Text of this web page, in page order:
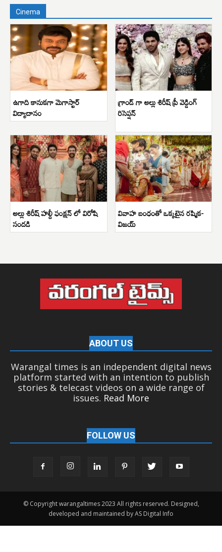
Cinema
ఉగాది కానుకగా మెగాస్టార్
విద్యాదానం
గ్రాండ్ గా అల్లు శిరీష్ ప్రీ వెడ్డింగ్
రిసెప్షన్
అల్లు శిరీష్ హల్దీ ఫంక్షన్ లో విరోషి
సందడి
వివాహ బంధంతో ఒక్కటైన రష్మిక-
విజయ్
ABOUT US
Warangal times is an independent digital news
platform started with an intention to publish
stories & telecast videos on a wide range of
issues. Read More
FOLLOW US
© Copyright warangaltimes 2023 All rights reserved. Designed,
developed and maintained by AS Digital Info